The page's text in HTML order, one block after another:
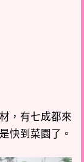
，有七成都來
快到菜園了。